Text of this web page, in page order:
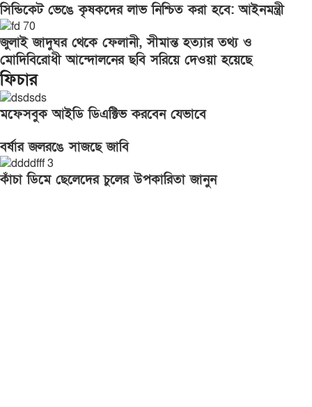
সিন্ডিকেট ভেঙে কৃষকদের লাভ নিশ্চিত করা হবে: আইনমন্ত্রী
জুলাই জাদুঘর থেকে ফেলানী, সীমান্ত হত্যার তথ্য ও
মোদিবিরোধী আন্দোলনের ছবি সরিয়ে দেওয়া হয়েছে
ফিচার
মফেসবুক আইডি ডিএক্টিভ করবেন যেভাবে
বর্ষার জলরঙে সাজছে জাবি
কাঁচা ডিমে ছেলেদের চুলের উপকারিতা জানুন